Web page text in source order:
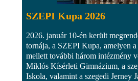
SZEPI Kupa 2026
2026. január 10-én került
tornája, a SZEPI Kupa, amelyen
mellett további három intézmény
Miklós Kísérleti Gimnázium, a
Iskola, valamint a szegedi Jerney